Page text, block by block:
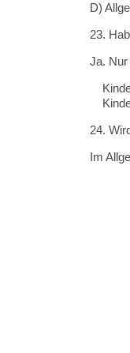
D)
23.
Ja. Nur
24.
Im